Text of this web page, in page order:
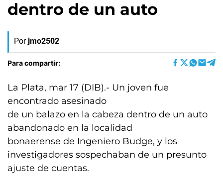
dentro de un auto
Por jmo2502
Para compartir:
La Plata, mar 17 (DIB).- Un joven fue
encontrado asesinado
de un balazo en la cabeza dentro de un auto
abandonado en la localidad
bonaerense de Ingeniero Budge, y los
investigadores sospechaban de un presunto
ajuste de cuentas.